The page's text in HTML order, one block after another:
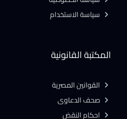
المكتبة القانونية
القوانين المصرية
صحف الدعاوى
احكام النقض
سياسة الاستخدام